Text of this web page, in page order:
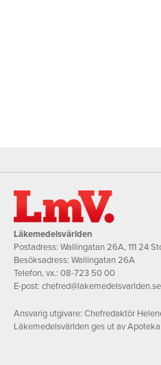
Läkemedelsvärlden
Postadress: Wallingatan 26A, 111 24
Besöksadress: Wallingatan 26A
Telefon, vx.: 08-723 50 00
E-post: chefred@lakemedelsvarlden.se
Ansvarig utgivare: Chefredaktör
Läkemedelsvärlden ges ut av